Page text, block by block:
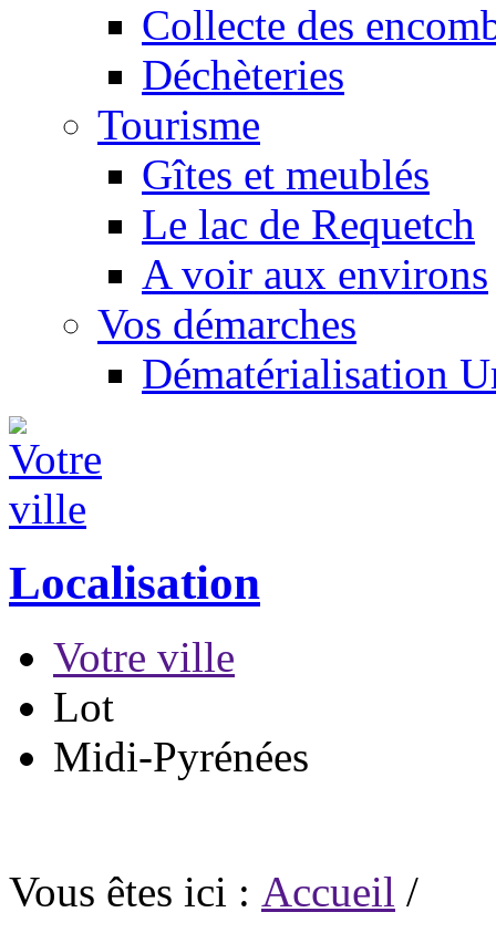
Collecte des
Déchèteries
Tourisme
Gîtes et meublés
Le lac de Requetch
A voir aux environs
Vos démarches
Dématérialisation
Localisation
Votre ville
Lot
Midi-Pyrénées
Vous êtes ici : Accueil /